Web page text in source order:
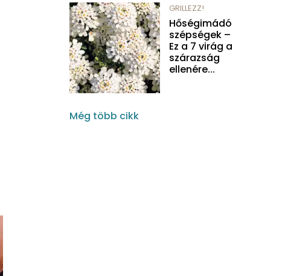
GRILLEZZ!
Hőségimádó
szépségek –
Ez a 7 virág a
szárazság
ellenére...
Még több cikk